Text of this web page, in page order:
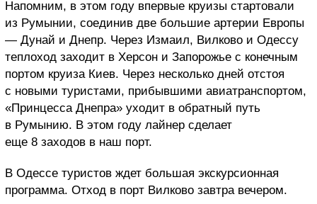
Напомним, в этом году впервые круизы стартовали
из Румынии, соединив две большие артерии Европы
— Дунай и Днепр. Через Измаил, Вилково и Одессу
теплоход заходит в Херсон и Запорожье с конечным
портом круиза Киев. Через несколько дней отстоя
с новыми туристами, прибывшими авиатранспортом,
«Принцесса Днепра» уходит в обратный путь
в Румынию. В этом году лайнер сделает
еще 8 заходов в наш порт.
В Одессе туристов ждет большая экскурсионная
программа. Отход в порт Вилково завтра вечером.